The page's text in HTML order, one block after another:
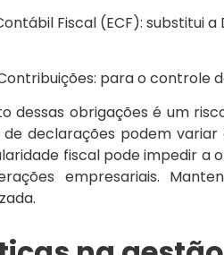
Fiscal (ECF): substitui
para o controle do
dessas obrigações é um
declarações podem variar
fiscal pode impedir a
empresariais.